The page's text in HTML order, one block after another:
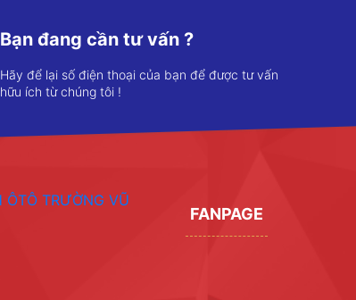
Bạn đang cần tư vấn ?
Hãy để lại số điện thoại của bạn để được tư vấn
hữu ích từ chúng tôi !
FANPAGE